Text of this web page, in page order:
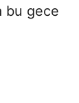
bu gece